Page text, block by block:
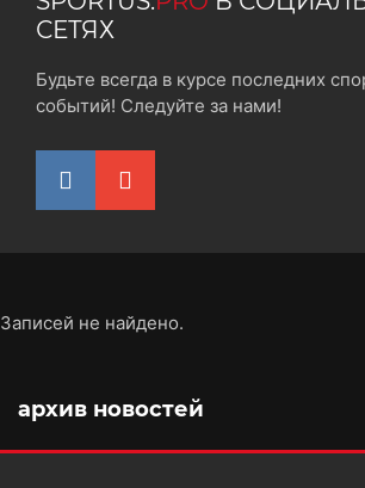
СЕТЯХ
Будьте всегда в курсе последних
событий! Следуйте за нами!
Записей не найдено.
архив новостей